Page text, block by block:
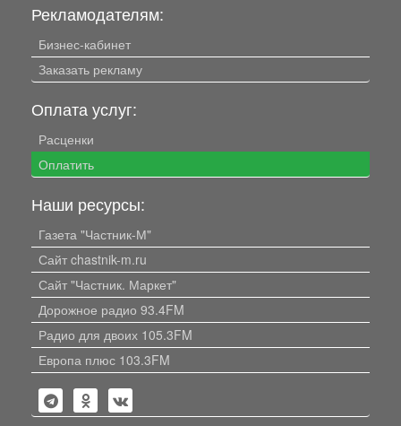
Рекламодателям:
Бизнес-кабинет
Заказать рекламу
Оплата услуг:
Расценки
Оплатить
Наши ресурсы:
Газета "Частник-М"
Сайт chastnik-m.ru
Сайт "Частник. Маркет"
Дорожное радио 93.4FM
Радио для двоих 105.3FM
Европа плюс 103.3FM